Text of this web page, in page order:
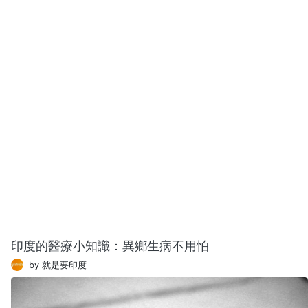
印度的醫療小知識：異鄉生病不用怕
by 就是要印度